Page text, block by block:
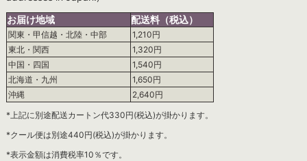
お届け地域
配送料（税込）
関東・甲信越・北陸・中部
1,210円
東北・関西
1,320円
中国・四国
1,540円
北海道・九州
1,650円
沖縄
2,640円
*上記に別途配送カートン代330円(税込)が掛かります。
*クール便は別途440円(税込)が掛かります。
*表示金額は消費税率10％です。